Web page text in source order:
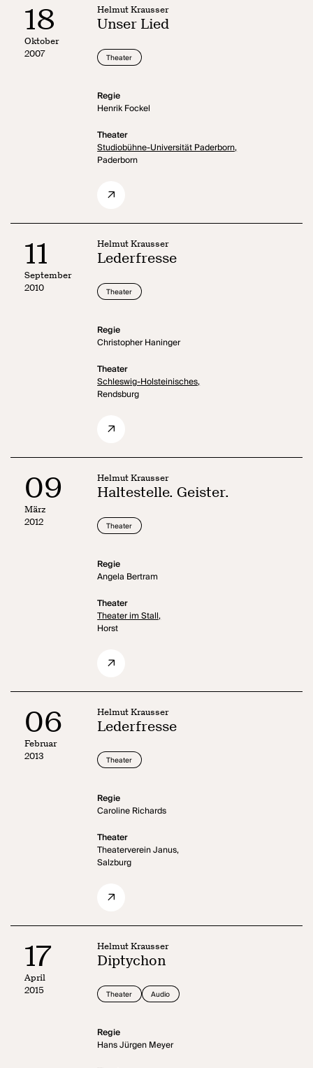
18
Oktober
2007
Helmut Krausser
Unser Lied
Theater
Regie
Henrik Fockel
Theater
Studiobühne-Universität Paderborn,
Paderborn
11
September
2010
Helmut Krausser
Lederfresse
Theater
Regie
Christopher Haninger
Theater
Schleswig-Holsteinisches,
Rendsburg
09
März
2012
Helmut Krausser
Haltestelle. Geister.
Theater
Regie
Angela Bertram
Theater
Theater im Stall,
Horst
06
Februar
2013
Helmut Krausser
Lederfresse
Theater
Regie
Caroline Richards
Theater
Theaterverein Janus,
Salzburg
17
April
2015
Helmut Krausser
Diptychon
Theater Audio
Regie
Hans Jürgen Meyer